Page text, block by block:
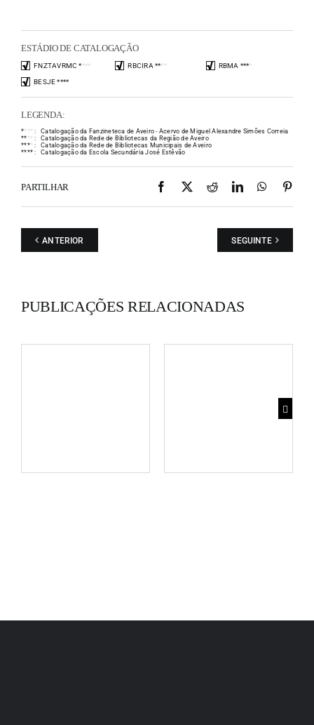
ESTÁDIO DE CATALOGAÇÃO
FNZTAVRMC **** RBCIRA **** RBMA ****
BESJE ****
LEGENDA:
** * * :
Catalogação da Fanzineteca de Aveiro - Acervo de Miguel Alexandre Simões Correia
** * * :
Catalogação da Rede de Bibliotecas da Região de Aveiro
**** :
Catalogação da Rede de Bibliotecas Municipais de Aveiro
**** : Catalogação da Escola Secundária José Estêvão
PARTILHAR Facebook
X RedditLinkedIn
ANTERIOR SEGUINTE
PUBLICAÇÕES RELACIONADAS